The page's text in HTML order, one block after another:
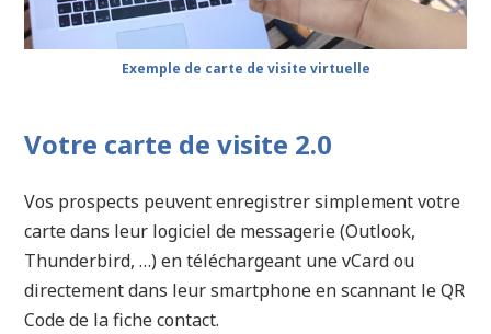
Exemple de carte de visite virtuelle
Votre carte de visite 2.0
Vos prospects peuvent enregistrer simplement votre
carte dans leur logiciel de messagerie (Outlook,
Thunderbird, …) en téléchargeant une vCard ou
directement dans leur smartphone en scannant le QR
Code de la fiche contact.